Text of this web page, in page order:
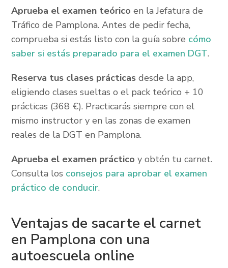
Aprueba el examen teórico en la Jefatura de
Tráfico de Pamplona. Antes de pedir fecha,
comprueba si estás listo con la guía sobre cómo
saber si estás preparado para el examen DGT.
Reserva tus clases prácticas desde la app,
eligiendo clases sueltas o el pack teórico + 10
prácticas (368 €). Practicarás siempre con el
mismo instructor y en las zonas de examen
reales de la DGT en Pamplona.
Aprueba el examen práctico y obtén tu carnet.
Consulta los consejos para aprobar el examen
práctico de conducir.
Ventajas de sacarte el carnet
en Pamplona con una
autoescuela online